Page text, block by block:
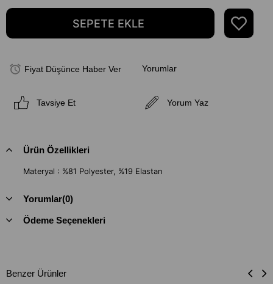
Fiyat Düşünce Haber Ver Yorumlar
Tavsiye Et Yorum Yaz
Ürün Özellikleri
Materyal : %81 Polyester, %19 Elastan
Yorumlar(0)
Ödeme Seçenekleri
Benzer Ürünler